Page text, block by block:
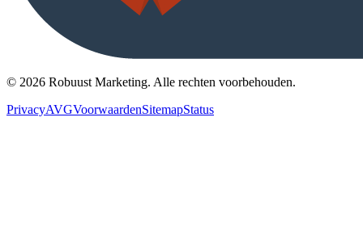
© 2026 Robuust Marketing. Alle rechten voorbehouden.
PrivacyAVGVoorwaardenSitemapStatus